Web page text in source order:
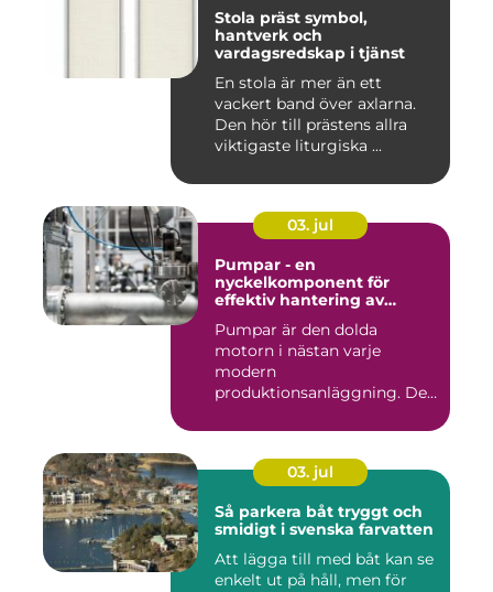
Stola präst symbol,
hantverk och
vardagsredskap i tjänst
En stola är mer än ett
vackert band över axlarna.
Den hör till prästens allra
viktigaste liturgiska ...
03. jul
Pumpar - en
nyckelkomponent för
effektiv hantering av
Pumpar är den dolda
motorn i nästan varje
modern
produktionsanläggning. De
03. jul
Så parkera båt tryggt och
smidigt i svenska farvatten
Att lägga till med båt kan se
enkelt ut på håll, men för